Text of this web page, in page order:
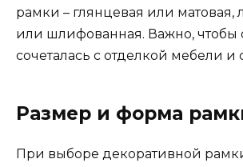
рамки – глянцевая или матовая,
или шлифованная. Важно, чтобы
сочеталась с отделкой мебели и
Размер и форма
При выборе декоративной